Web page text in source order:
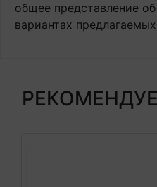
общее представление
вариантах